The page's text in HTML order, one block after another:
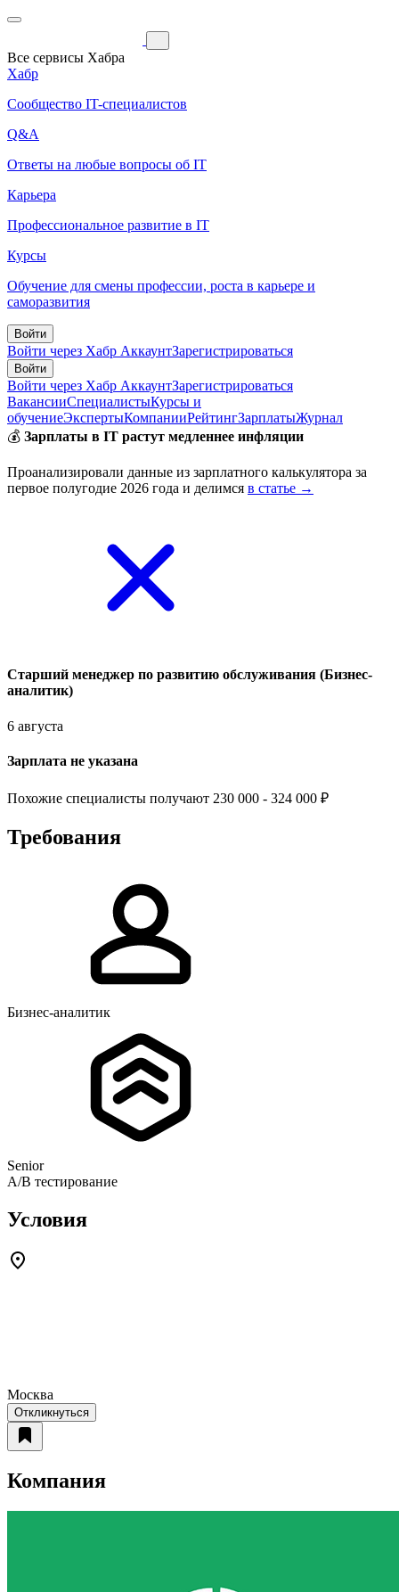
Все сервисы Хабра
Хабр
Сообщество IT-специалистов
Q&A
Ответы на любые вопросы об IT
Карьера
Профессиональное развитие в IT
Курсы
Обучение для смены профессии, роста в карьере и
саморазвития
Войти
Войти через Хабр АккаунтЗарегистрироваться
Войти
Войти через Хабр АккаунтЗарегистрироваться
ВакансииСпециалистыКурсы и
обучениеЭкспертыКомпанииРейтингЗарплатыЖурнал
💰 Зарплаты в IT растут медленнее инфляции
Проанализировали данные из зарплатного калькулятора за
первое полугодие 2026 года и делимся в статье →
Старший менеджер по развитию обслуживания (Бизнес-
аналитик)
6 августа
Зарплата не указана
Похожие специалисты получают 230 000 - 324 000 ₽
Требования
Бизнес-аналитик
Senior
A/B тестирование
Условия
Москва
Откликнуться
Компания